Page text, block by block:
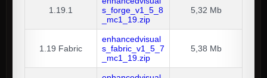
1.19.1
s_forge_v1_5_8
_mc1_19.zip
5,32 Mb
1.19 Fabric
enhancedvisual
s_fabric_v1_5_7
_mc1_19.zip
5,38 Mb